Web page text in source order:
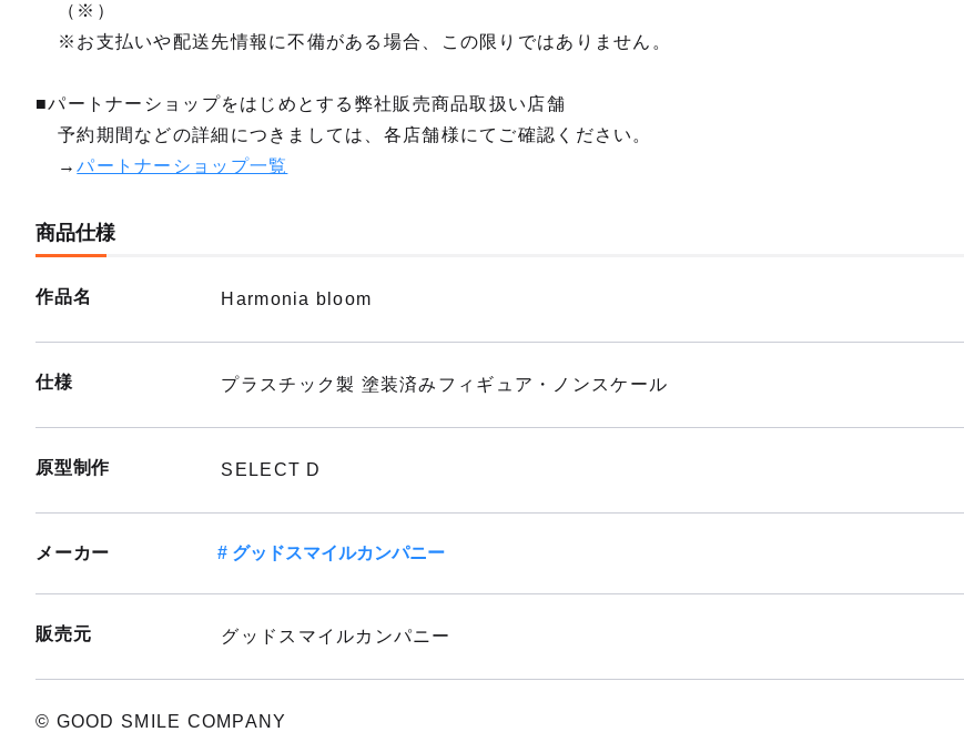
（※）
※お支払いや配送先情報に不備がある場合、この限りではありません。
■パートナーショップをはじめとする弊社販売商品取扱い店舗
予約期間などの詳細につきましては、各店舗様にてご確認ください。
→パートナーショップ一覧
商品仕様
作品名 Harmonia bloom
仕様 プラスチック製 塗装済みフィギュア・ノンスケール
原型制作 SELECT D
メーカー グッドスマイルカンパニー
販売元 グッドスマイルカンパニー
© GOOD SMILE COMPANY